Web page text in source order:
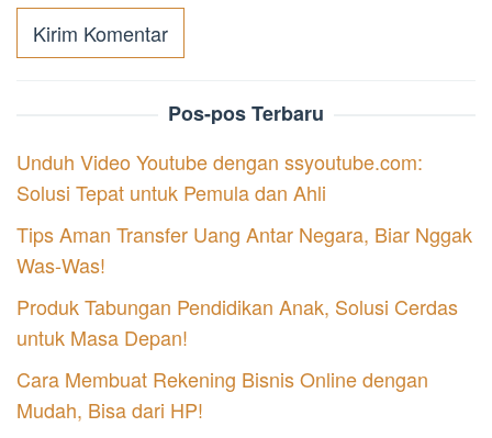
Pos-pos Terbaru
Unduh Video Youtube dengan ssyoutube.com:
Solusi Tepat untuk Pemula dan Ahli
Tips Aman Transfer Uang Antar Negara, Biar Nggak
Was-Was!
Produk Tabungan Pendidikan Anak, Solusi Cerdas
untuk Masa Depan!
Cara Membuat Rekening Bisnis Online dengan
Mudah, Bisa dari HP!